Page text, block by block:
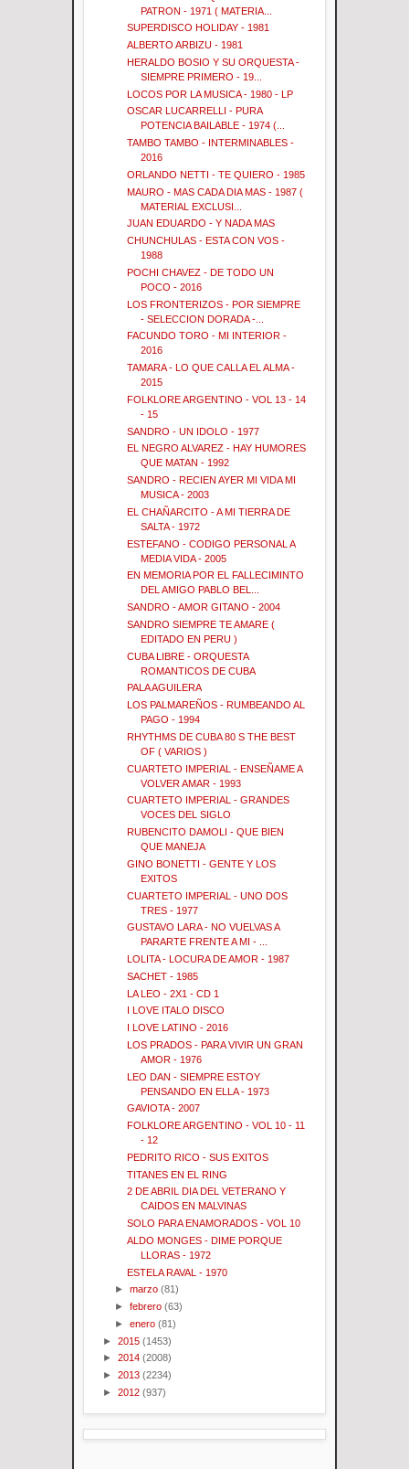
PATRON - 1971 ( MATERIA...
SUPERDISCO HOLIDAY - 1981
ALBERTO ARBIZU - 1981
HERALDO BOSIO Y SU ORQUESTA -
SIEMPRE PRIMERO - 19...
LOCOS POR LA MUSICA - 1980 - LP
OSCAR LUCARRELLI - PURA
POTENCIA BAILABLE - 1974 (...
TAMBO TAMBO - INTERMINABLES -
2016
ORLANDO NETTI - TE QUIERO - 1985
MAURO - MAS CADA DIA MAS - 1987 (
MATERIAL EXCLUSI...
JUAN EDUARDO - Y NADA MAS
CHUNCHULAS - ESTA CON VOS -
1988
POCHI CHAVEZ - DE TODO UN
POCO - 2016
LOS FRONTERIZOS - POR SIEMPRE
- SELECCION DORADA -...
FACUNDO TORO - MI INTERIOR -
2016
TAMARA - LO QUE CALLA EL ALMA -
2015
FOLKLORE ARGENTINO - VOL 13 - 14
- 15
SANDRO - UN IDOLO - 1977
EL NEGRO ALVAREZ - HAY HUMORES
QUE MATAN - 1992
SANDRO - RECIEN AYER MI VIDA MI
MUSICA - 2003
EL CHAÑARCITO - A MI TIERRA DE
SALTA - 1972
ESTEFANO - CODIGO PERSONAL A
MEDIA VIDA - 2005
EN MEMORIA POR EL FALLECIMINTO
DEL AMIGO PABLO BEL...
SANDRO - AMOR GITANO - 2004
SANDRO SIEMPRE TE AMARE (
EDITADO EN PERU )
CUBA LIBRE - ORQUESTA
ROMANTICOS DE CUBA
PALA AGUILERA
LOS PALMAREÑOS - RUMBEANDO AL
PAGO - 1994
RHYTHMS DE CUBA 80 S THE BEST
OF ( VARIOS )
CUARTETO IMPERIAL - ENSEÑAME A
VOLVER AMAR - 1993
CUARTETO IMPERIAL - GRANDES
VOCES DEL SIGLO
RUBENCITO DAMOLI - QUE BIEN
QUE MANEJA
GINO BONETTI - GENTE Y LOS
EXITOS
CUARTETO IMPERIAL - UNO DOS
TRES - 1977
GUSTAVO LARA - NO VUELVAS A
PARARTE FRENTE A MI - ...
LOLITA - LOCURA DE AMOR - 1987
SACHET - 1985
LA LEO - 2X1 - CD 1
I LOVE ITALO DISCO
I LOVE LATINO - 2016
LOS PRADOS - PARA VIVIR UN GRAN
AMOR - 1976
LEO DAN - SIEMPRE ESTOY
PENSANDO EN ELLA - 1973
GAVIOTA - 2007
FOLKLORE ARGENTINO - VOL 10 - 11
- 12
PEDRITO RICO - SUS EXITOS
TITANES EN EL RING
2 DE ABRIL DIA DEL VETERANO Y
CAIDOS EN MALVINAS
SOLO PARA ENAMORADOS - VOL 10
ALDO MONGES - DIME PORQUE
LLORAS - 1972
ESTELA RAVAL - 1970
►marzo (81)
►febrero (63)
►enero (81)
► 2015 (1453)
► 2014 (2008)
► 2013 (2234)
► 2012 (937)